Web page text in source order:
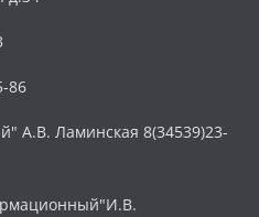
86
А.В. Ламинская 8(34539)23-